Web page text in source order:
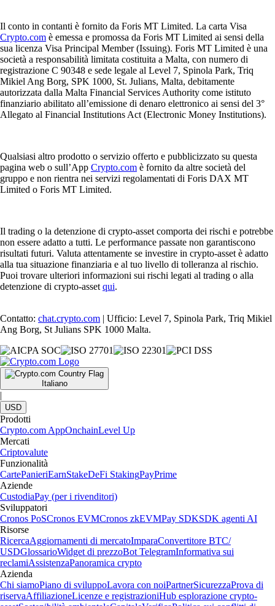
Il conto in contanti è fornito da Foris MT Limited. La carta Visa
Crypto.com è emessa e promossa da Foris MT Limited ai sensi della
sua licenza Visa Principal Member (Issuing). Foris MT Limited è una
società a responsabilità limitata costituita a Malta, con numero di
registrazione C 90348 e sede legale al Level 7, Spinola Park, Triq
Mikiel Ang Borg, SPK 1000, St. Julians, Malta, debitamente
autorizzata dalla Malta Financial Services Authority come istituto
finanziario abilitato all’emissione di denaro elettronico ai sensi del 3°
Allegato al Financial Institutions Act (Electronic Money Institutions).
Qualsiasi altro prodotto o servizio offerto e pubblicizzato su questa
pagina web o sull’App Crypto.com è fornito da altre società del
gruppo e non rientra nei servizi regolamentati di Foris DAX MT
Limited o Foris MT Limited.
Il trading o la detenzione di crypto-asset comporta dei rischi e potrebbe
non essere adatto a tutti. Le performance passate non garantiscono
risultati futuri. Valuta attentamente se investire in crypto-asset è adatto
alla tua situazione finanziaria e al tuo livello di tolleranza al rischio.
Puoi trovare ulteriori informazioni sui rischi legati al trading o alla
detenzione di crypto-asset qui.
Contatto: chat.crypto.com | Ufficio: Level 7, Spinola Park, Triq Mikiel
Ang Borg, St Julians SPK 1000 Malta.
Italiano
|
USD
Prodotti
Crypto.com AppOnchainLevel Up
Mercati
Criptovalute
Funzionalità
CartePanieriEarnStakeDeFi StakingPayPrime
Aziende
CustodiaPay (per i rivenditori)
Sviluppatori
Cronos PoSCronos EVMCronos zkEVMPay SDKSDK agenti AI
Risorse
RicercaAggiornamenti di mercatoImparaConvertitore BTC/
USDGlossarioWidget di prezzoBot TelegramInformativa sui
reclamiAssistenzaPanoramica crypto
Azienda
Chi siamoPiano di sviluppoLavora con noiPartnerSicurezzaProva di
riservaAffiliazioneLicenze e registrazioniHub esplorazione crypto-